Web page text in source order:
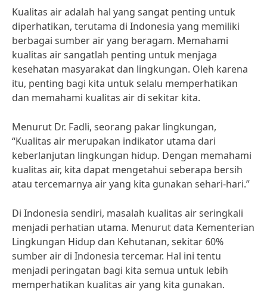
Kualitas air adalah hal yang sangat penting untuk
diperhatikan, terutama di Indonesia yang memiliki
berbagai sumber air yang beragam. Memahami
kualitas air sangatlah penting untuk menjaga
kesehatan masyarakat dan lingkungan. Oleh karena
itu, penting bagi kita untuk selalu memperhatikan
dan memahami kualitas air di sekitar kita.
Menurut Dr. Fadli, seorang pakar lingkungan,
“Kualitas air merupakan indikator utama dari
keberlanjutan lingkungan hidup. Dengan memahami
kualitas air, kita dapat mengetahui seberapa bersih
atau tercemarnya air yang kita gunakan sehari-hari.”
Di Indonesia sendiri, masalah kualitas air seringkali
menjadi perhatian utama. Menurut data Kementerian
Lingkungan Hidup dan Kehutanan, sekitar 60%
sumber air di Indonesia tercemar. Hal ini tentu
menjadi peringatan bagi kita semua untuk lebih
memperhatikan kualitas air yang kita gunakan.